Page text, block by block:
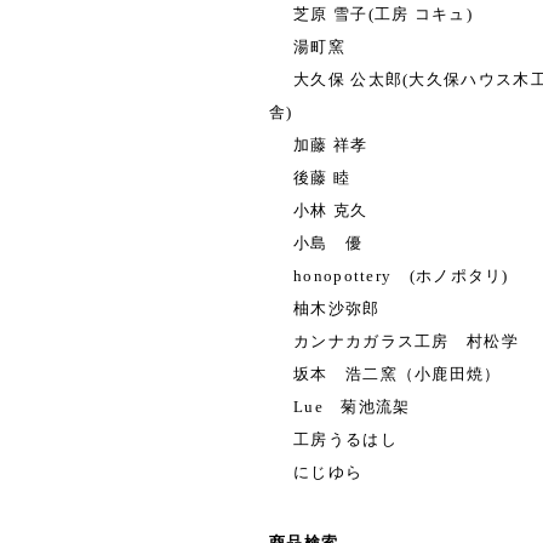
芝原 雪子(工房 コキュ)
湯町窯
大久保 公太郎(大久保ハウス木
舎)
加藤 祥孝
後藤 睦
小林 克久
小島 優
honopottery (ホノポタリ)
柚木沙弥郎
カンナカガラス工房 村松学
坂本 浩二窯（小鹿田焼）
Lue 菊池流架
工房うるはし
にじゆら